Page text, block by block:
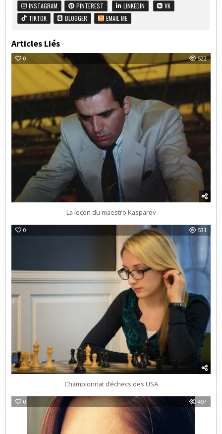
INSTAGRAM
PINTEREST LINKEDIN
VK
TIKTOK
BLOGGER EMAIL ME
Articles Liés
0 522
La leçon du maestro Kasparov
0 531
Championnat d’échecs des USA
0 497